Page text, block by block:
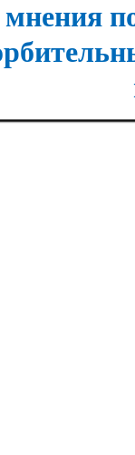
мнения